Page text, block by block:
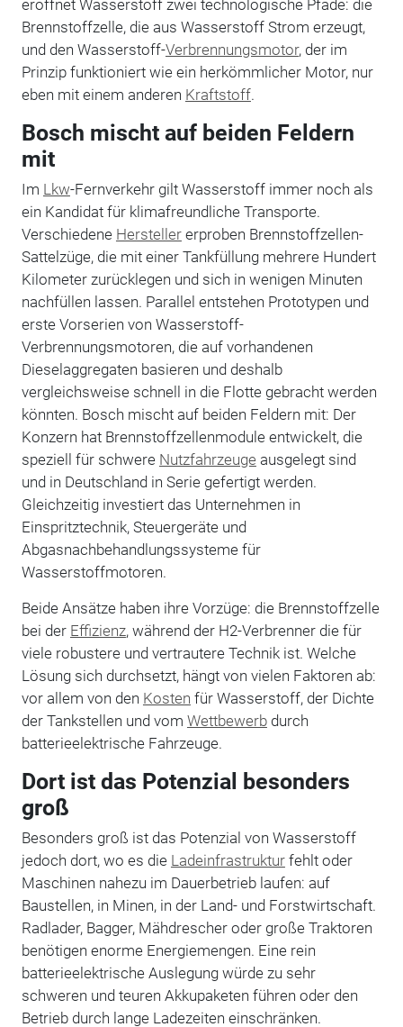
eröffnet Wasserstoff zwei technologische Pfade: die
Brennstoffzelle, die aus Wasserstoff Strom erzeugt,
und den Wasserstoff-Verbrennungsmotor, der im
Prinzip funktioniert wie ein herkömmlicher Motor, nur
eben mit einem anderen Kraftstoff.
Bosch mischt auf beiden Feldern
mit
Im Lkw-Fernverkehr gilt Wasserstoff immer noch als
ein Kandidat für klimafreundliche Transporte.
Verschiedene Herstellererproben Brennstoffzellen-
Sattelzüge, die mit einer Tankfüllung mehrere Hundert
Kilometer zurücklegen und sich in wenigen Minuten
nachfüllen lassen. Parallel entstehen Prototypen und
erste Vorserien von Wasserstoff-
Verbrennungsmotoren, die auf vorhandenen
Dieselaggregaten basieren und deshalb
vergleichsweise schnell in die Flotte gebracht werden
könnten. Bosch mischt auf beiden Feldern mit: Der
Konzern hat Brennstoffzellenmodule entwickelt, die
speziell für schwere Nutzfahrzeuge ausgelegt sind
und in Deutschland in Serie gefertigt werden.
Gleichzeitig investiert das Unternehmen in
Einspritztechnik, Steuergeräte und
Abgasnachbehandlungssysteme für
Wasserstoffmotoren.
Beide Ansätze haben ihre Vorzüge: die Brennstoffzelle
bei der Effizienz, während der H2-Verbrenner die für
viele robustere und vertrautere Technik ist. Welche
Lösung sich durchsetzt, hängt von vielen Faktoren ab:
vor allem von den Kosten für Wasserstoff, der Dichte
der Tankstellen und vom Wettbewerbdurch
batterieelektrische Fahrzeuge.
Dort ist das Potenzial besonders
groß
Besonders groß ist das Potenzial von Wasserstoff
jedoch dort, wo es die Ladeinfrastrukturfehlt oder
Maschinen nahezu im Dauerbetrieb laufen: auf
Baustellen, in Minen, in der Land- und Forstwirtschaft.
Radlader, Bagger, Mähdrescher oder große Traktoren
benötigen enorme Energiemengen. Eine rein
batterieelektrische Auslegung würde zu sehr
schweren und teuren Akkupaketen führen oder den
Betrieb durch lange Ladezeiten einschränken.